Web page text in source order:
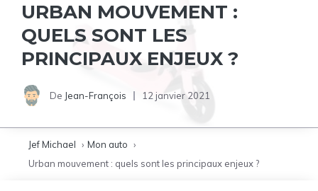
URBAN MOUVEMENT :
QUELS SONT LES
PRINCIPAUX ENJEUX ?
De Jean-François 12 janvier 2021
Jef Michael
Mon auto
Urban mouvement : quels sont les principaux enjeux ?